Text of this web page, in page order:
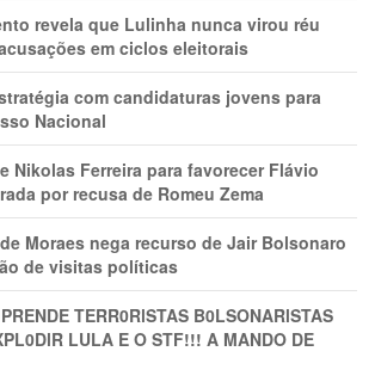
revela que Lulinha nunca virou réu
em ciclos eleitorais
com candidaturas jovens para
Nacional
Nikolas Ferreira para favorecer Flávio
por recusa de Romeu Zema
Moraes nega recurso de Jair Bolsonaro
de visitas políticas
TERR0RlSTAS B0LSONARlSTAS
LULA E O STF!!! A MANDO DE